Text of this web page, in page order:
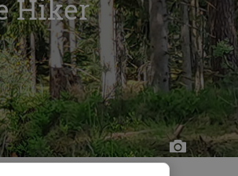
Hiker
Caroline
Opp